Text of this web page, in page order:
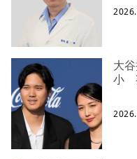
大
小